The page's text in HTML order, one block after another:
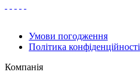
Умови погодження
Політика конфіденційності
Компанія